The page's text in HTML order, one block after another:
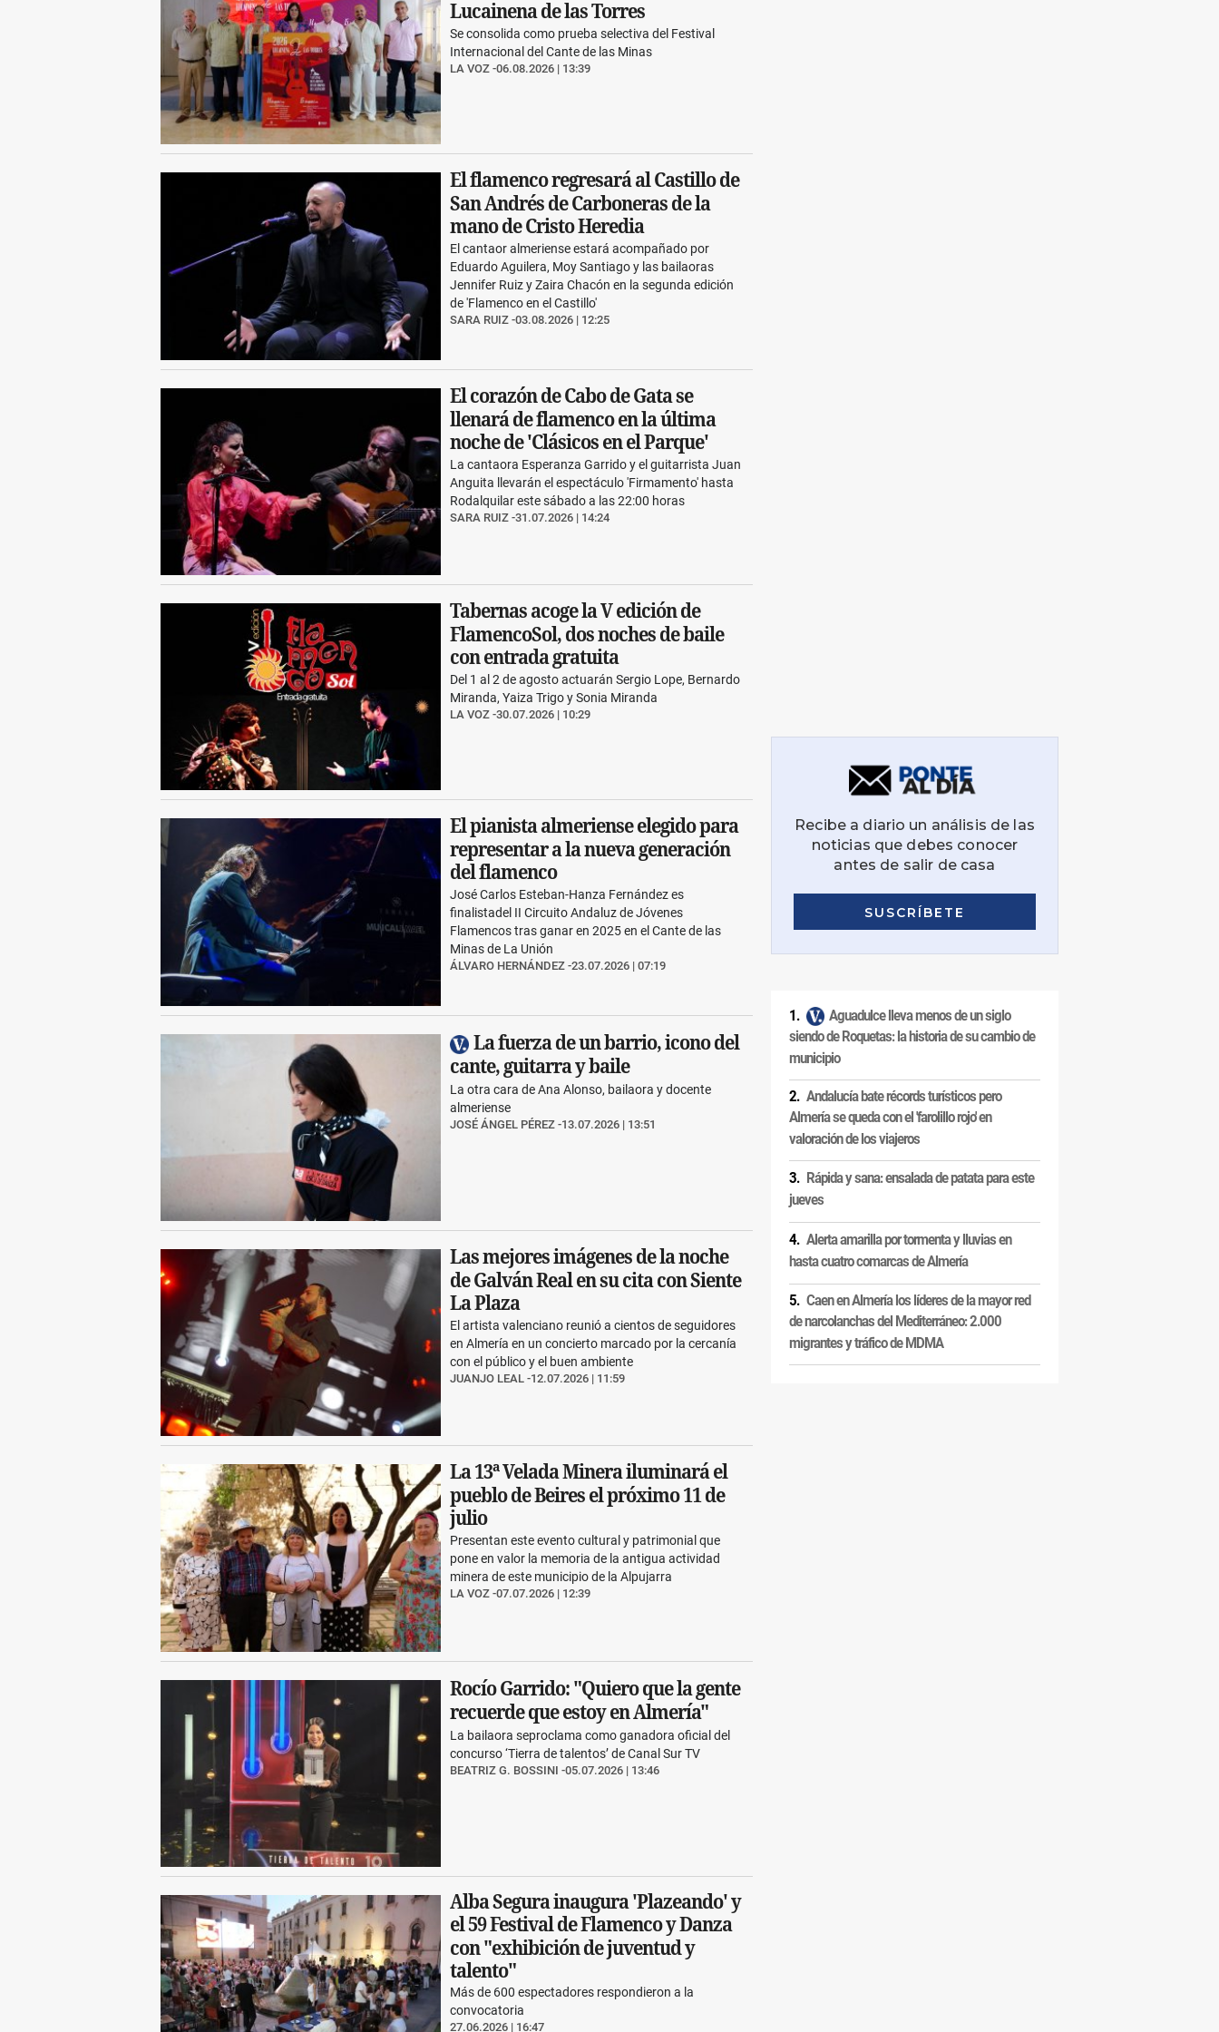
Lucainena de las Torres
LA VOZ 06.08.2026 | 13:39
Se consolida como prueba selectiva del Festival
Internacional del Cante de las Minas
El flamenco regresará al Castillo de
San Andrés de Carboneras de la
mano de Cristo Heredia
SARA RUIZ 03.08.2026 | 12:25
El cantaor almeriense estará acompañado por
Eduardo Aguilera, Moy Santiago y las bailaoras
Jennifer Ruiz y Zaira Chacón en la segunda edición
de 'Flamenco en el Castillo'
El corazón de Cabo de Gata se
llenará de flamenco en la última
noche de 'Clásicos en el Parque'
SARA RUIZ 31.07.2026 | 14:24
La cantaora Esperanza Garrido y el guitarrista Juan
Anguita llevarán el espectáculo 'Firmamento' hasta
Rodalquilar este sábado a las 22:00 horas
Tabernas acoge la V edición de
FlamencoSol, dos noches de baile
con entrada gratuita
LA VOZ 30.07.2026 | 10:29
Del 1 al 2 de agosto actuarán Sergio Lope, Bernardo
Miranda, Yaiza Trigo y Sonia Miranda
El pianista almeriense elegido para
representar a la nueva generación
del flamenco
ÁLVARO HERNÁNDEZ 23.07.2026 | 07:19
José Carlos Esteban-Hanza Fernández es
finalistadel II Circuito Andaluz de Jóvenes
Flamencos tras ganar en 2025 en el Cante de las
Minas de La Unión
La fuerza de un barrio, icono del
cante, guitarra y baile
JOSÉ ÁNGEL PÉREZ 13.07.2026 | 13:51
La otra cara de Ana Alonso, bailaora y docente
almeriense
Las mejores imágenes de la noche
de Galván Real en su cita con Siente
La Plaza
JUANJO LEAL 12.07.2026 | 11:59
El artista valenciano reunió a cientos de seguidores
en Almería en un concierto marcado por la cercanía
con el público y el buen ambiente
La 13ª Velada Minera iluminará el
pueblo de Beires el próximo 11 de
julio
LA VOZ 07.07.2026 | 12:39
Presentan este evento cultural y patrimonial que
pone en valor la memoria de la antigua actividad
minera de este municipio de la Alpujarra
Rocío Garrido: "Quiero que la gente
recuerde que estoy en Almería"
BEATRIZ G. BOSSINI 05.07.2026 | 13:46
La bailaora seproclama como ganadora oficial del
concurso ‘Tierra de talentos’ de Canal Sur TV
Alba Segura inaugura 'Plazeando' y
el 59 Festival de Flamenco y Danza
con "exhibición de juventud y
talento"
27.06.2026 | 16:47
Más de 600 espectadores respondieron a la
convocatoria
Aguadulce lleva menos de un siglo
siendo de Roquetas: la historia de su cambio de
municipio
Andalucía bate récords turísticos pero
Almería se queda con el 'farolillo rojo' en
valoración de los viajeros
Rápida y sana: ensalada de patata para este
jueves
Alerta amarilla por tormenta y lluvias en
hasta cuatro comarcas de Almería
Caen en Almería los líderes de la mayor red
de narcolanchas del Mediterráneo: 2.000
migrantes y tráfico de MDMA